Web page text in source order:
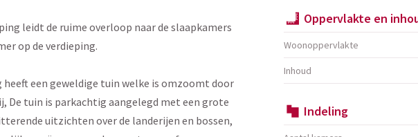
leidt de ruime overloop naar de slaapkamers
op de verdieping.
heeft een geweldige tuin welke is omzoomt door
De tuin is parkachtig aangelegd met een grote
uitzichten over de landerijen en bossen,
Oppervlakte en
Woonoppervlakte
Inhoud
Indeling